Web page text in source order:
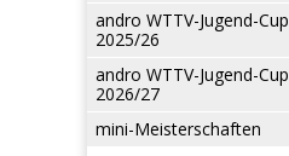
andro WTTV-Jugend-Cup
2025/26
andro WTTV-Jugend-Cup
2026/27
mini-Meisterschaften